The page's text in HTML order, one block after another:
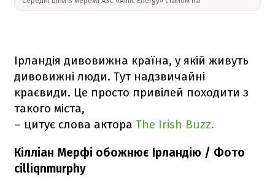
Ірландія дивовижна країна, у якій живуть
дивовижні люди. Тут надзвичайні
краєвиди. Це просто привілей походити з
такого міста,
– цитує слова актора The Irish Buzz.
Кілліан Мерфі обожнює Ірландію / Фото
cilliqnmurphy